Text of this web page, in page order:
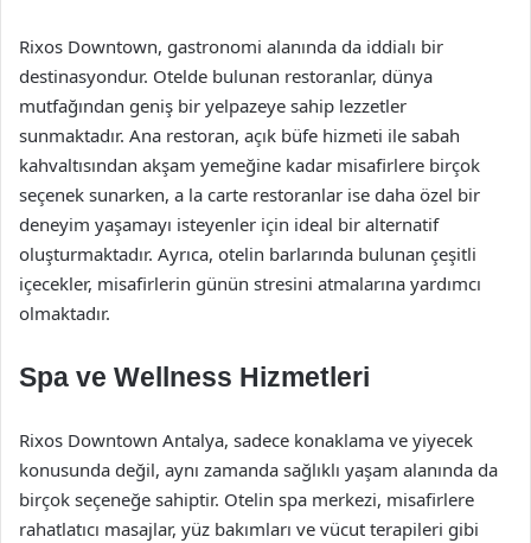
Rixos Downtown, gastronomi alanında da iddialı bir
destinasyondur. Otelde bulunan restoranlar, dünya
mutfağından geniş bir yelpazeye sahip lezzetler
sunmaktadır. Ana restoran, açık büfe hizmeti ile sabah
kahvaltısından akşam yemeğine kadar misafirlere birçok
seçenek sunarken, a la carte restoranlar ise daha özel bir
deneyim yaşamayı isteyenler için ideal bir alternatif
oluşturmaktadır. Ayrıca, otelin barlarında bulunan çeşitli
içecekler, misafirlerin günün stresini atmalarına yardımcı
olmaktadır.
Spa ve Wellness Hizmetleri
Rixos Downtown Antalya, sadece konaklama ve yiyecek
konusunda değil, aynı zamanda sağlıklı yaşam alanında da
birçok seçeneğe sahiptir. Otelin spa merkezi, misafirlere
rahatlatıcı masajlar, yüz bakımları ve vücut terapileri gibi